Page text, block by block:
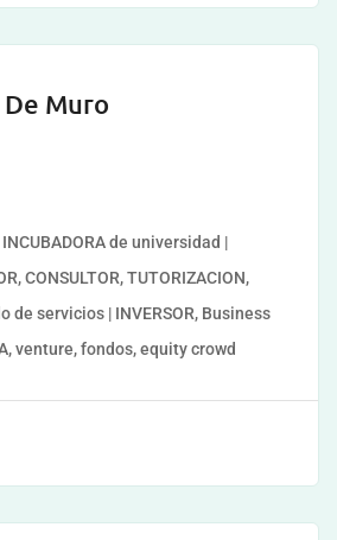
Muro
INCUBADORA de universidad |
CONSULTOR, TUTORIZACION,
de servicios | INVERSOR, Business
venture, fondos, equity crowd